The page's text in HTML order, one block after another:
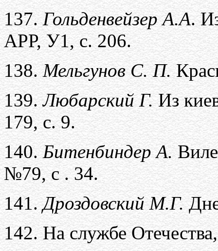
137.Гольденвейзер А.А.
АРР, У1, с. 206.
138.Мельгунов С. П.
139.Любарский Г.Из
179, с. 9.
140.Битенбиндер А.
№79, с . 34.
141.Дроздовский М.Г.
142.На службе Отечества